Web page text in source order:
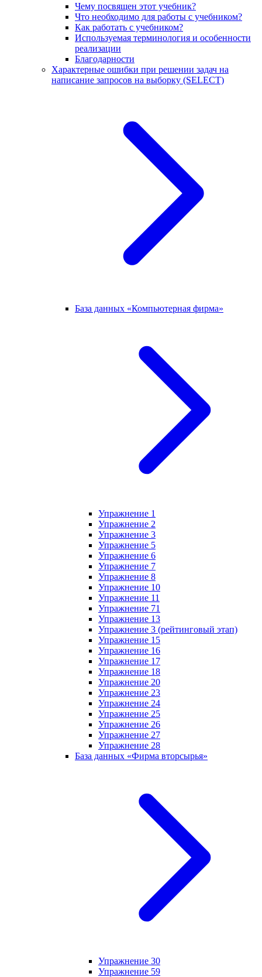
Чему посвящен этот учебник?
Что необходимо для работы с учебником?
Как работать с учебником?
Используемая терминология и особенности
реализации
Благодарности
Характерные ошибки при решении задач на
написание запросов на выборку (SELECT)
База данных «Компьютерная фирма»
Упражнение 1
Упражнение 2
Упражнение 3
Упражнение 5
Упражнение 6
Упражнение 7
Упражнение 8
Упражнение 10
Упражнение 11
Упражнение 71
Упражнение 13
Упражнение 3 (рейтинговый этап)
Упражнение 15
Упражнение 16
Упражнение 17
Упражнение 18
Упражнение 20
Упражнение 23
Упражнение 24
Упражнение 25
Упражнение 26
Упражнение 27
Упражнение 28
База данных «Фирма вторсырья»
Упражнение 30
Упражнение 59